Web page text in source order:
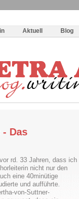
Aktuell Blog
Das
rd. 33 Jahren, dass ich
nicht nur den
eine 40minütige
und aufführte.
von-Suttner-